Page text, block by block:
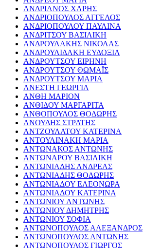
ΑΝΔΡΙΑΝΟΣ ΧΑΡΗΣ
ΑΝΔΡΙΟΠΟΥΛΟΣ ΑΓΓΕΛΟΣ
ΑΝΔΡΙΟΠΟΥΛΟΥ ΠΑΥΛΙΝΑ
ΑΝΔΡΙΤΣΟΥ ΒΑΣΙΛΙΚΗ
ΑΝΔΡΟΥΛΑΚΗΣ ΝΙΚΟΛΑΣ
ΑΝΔΡΟΥΛΙΔΑΚΗ ΕΥΔΟΞΙΑ
ΑΝΔΡΟΥΤΣΟΥ ΕΙΡΗΝΗ
ΑΝΔΡΟΥΤΣΟΥ ΘΩΜΑΪΣ
ΑΝΔΡΟΥΤΣΟΥ ΜΑΡΙΑ
ΑΝΕΣΤΗ ΓΕΩΡΓΙΑ
ΑΝΘΗ ΜΑΡΙΟΝ
ΑΝΘΙΔΟΥ ΜΑΡΓΑΡΙΤΑ
ΑΝΘΟΠΟΥΛΟΣ ΘΟΔΩΡΗΣ
ΑΝΟΥΔΗΣ ΣΤΡΑΤΗΣ
ΑΝΤΖΟΥΛΑΤΟΥ ΚΑΤΕΡΙΝΑ
ΑΝΤΟΥΛΙΝΑΚΗ ΜΑΡΙΑ
ΑΝΤΩΝΑΚΟΣ ΑΝΤΩΝΗΣ
ΑΝΤΩΝΑΡΟΥ ΒΑΣΙΛΙΚΗ
ΑΝΤΩΝΙΑΔΗΣ ΑΝΔΡΕΑΣ
ΑΝΤΩΝΙΑΔΗΣ ΘΟΔΩΡΗΣ
ΑΝΤΩΝΙΑΔΟΥ ΕΛΕΟΝΩΡΑ
ΑΝΤΩΝΙΑΔΟΥ ΚΑΤΕΡΙΝΑ
ΑΝΤΩΝΙΟΥ ΑΝΤΩΝΗΣ
ΑΝΤΩΝΙΟΥ ΔΗΜΗΤΡΗΣ
ΑΝΤΩΝΙΟΥ ΣΟΦΙΑ
ΑΝΤΩΝΟΠΟΥΛΟΣ ΑΛΕΞΑΝΔΡΟΣ
ΑΝΤΩΝΟΠΟΥΛΟΣ ΑΝΤΩΝΗΣ
ΑΝΤΩΝΟΠΟΥΛΟΣ ΓΙΩΡΓΟΣ